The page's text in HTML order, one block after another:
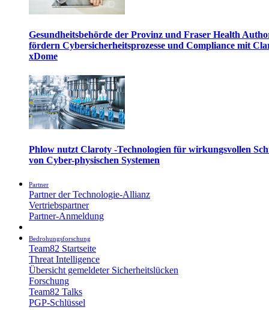
Gesundheitsbehörde der Provinz und Fraser Health
fördern Cybersicherheitsprozesse und Compliance mit
xDome
Phlow nutzt Claroty -Technologien für wirkungsvollen
von Cyber-physischen Systemen
Partner
Partner der Technologie-Allianz
Vertriebspartner
Partner-Anmeldung
Bedrohungsforschung
Team82 Startseite
Threat Intelligence
Übersicht gemeldeter Sicherheitslücken
Forschung
Team82 Talks
PGP-Schlüssel